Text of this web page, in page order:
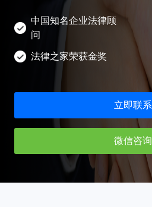
中国知名企业法律顾
问
法律之家荣获金奖
立即联系
微信咨询